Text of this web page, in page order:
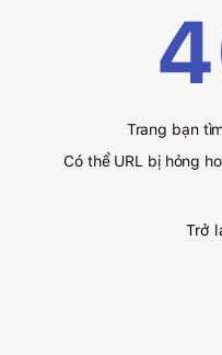
Trang bạn
Có thể URL bị hỏng
Trở